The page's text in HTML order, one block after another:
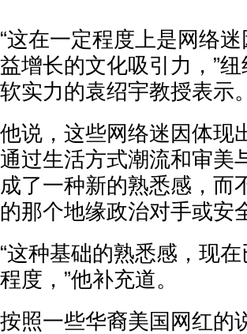
“这在一定程度上是网络
益增长的文化吸引力，”
软实力的袁绍宇教授表示。
他说，这些网络迷因体现
通过生活方式潮流和审美
成了一种新的熟悉感，而
的那个地缘政治对手或安
“这种基础的熟悉感，现
程度，”他补充道。
按照一些华裔美国网红的